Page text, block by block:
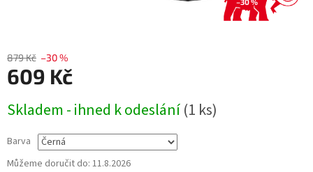
–30 %
879 Kč –30 %
609 Kč
cena:
Skladem - ihned k odeslání(1 ks)
Barva
Můžeme doručit do: 11.8.2026